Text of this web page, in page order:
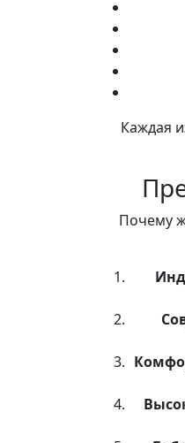
Каждая
Почему